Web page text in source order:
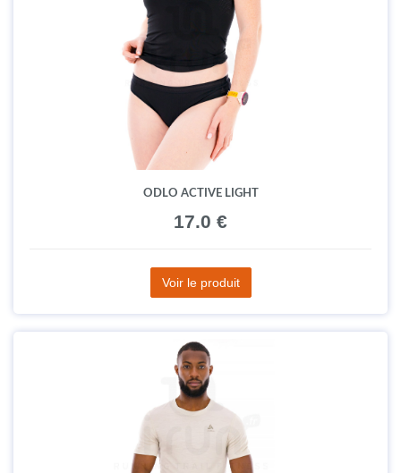
ODLO ACTIVE LIGHT
17.0 €
Voir le produit